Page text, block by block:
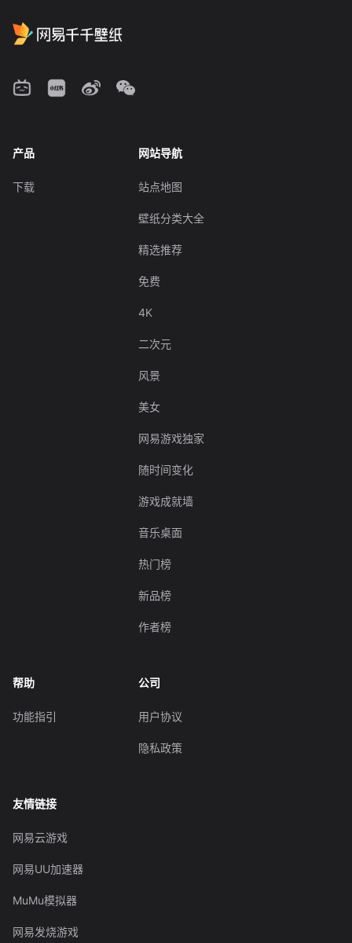
产品
下载
网站导航
站点地图
壁纸分类大全
精选推荐
免费
4K
二次元
风景
美女
网易游戏独家
随时间变化
游戏成就墙
音乐桌面
热门榜
新品榜
作者榜
帮助
功能指引
公司
用户协议
隐私政策
友情链接
网易云游戏
网易UU加速器
MuMu模拟器
网易发烧游戏